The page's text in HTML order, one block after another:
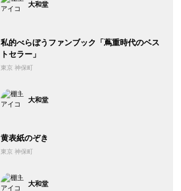
大和堂
私的べらぼうファンブック「蔦重時代のベス
トセラー」
東京 神保町
大和堂
黄表紙のぞき
東京 神保町
大和堂